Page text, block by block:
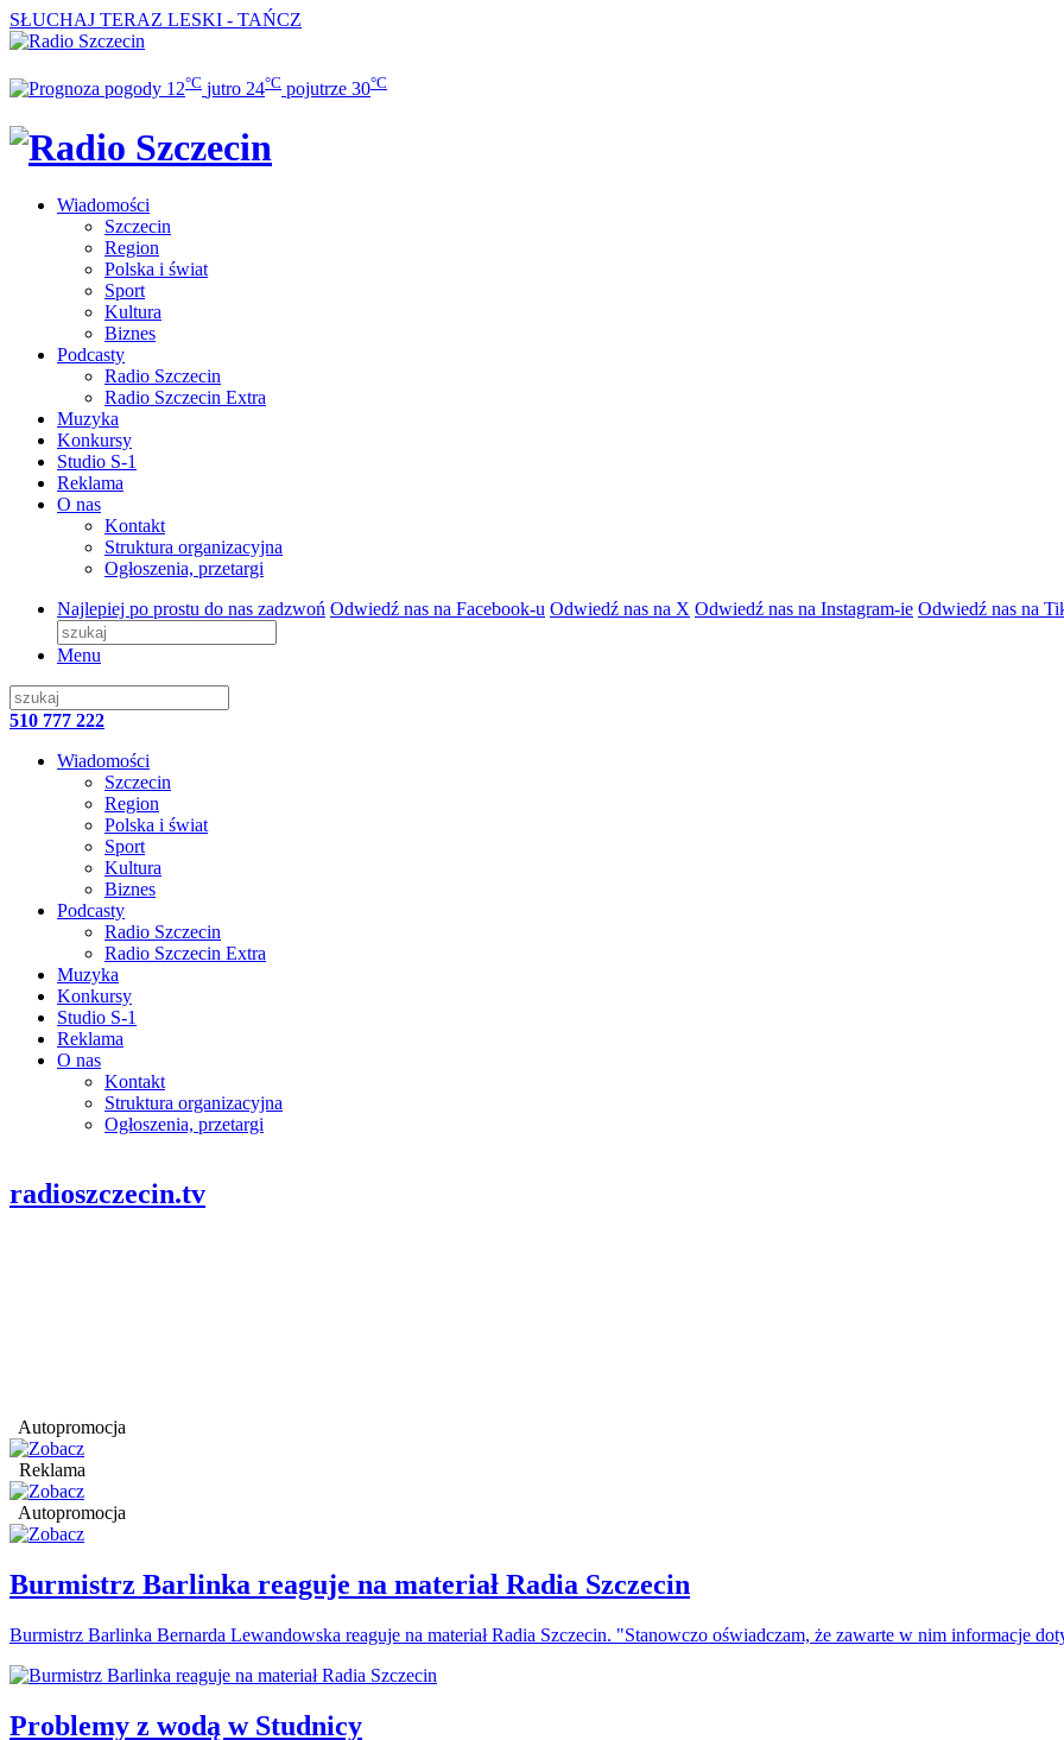
SŁUCHAJ TERAZ LESKI - TAŃCZ
12°C jutro 24°C pojutrze 30°C
Wiadomości
Szczecin
Region
Polska i świat
Sport
Kultura
Biznes
Podcasty
Radio Szczecin
Radio Szczecin Extra
Muzyka
Konkursy
Studio S-1
Reklama
O nas
Kontakt
Struktura organizacyjna
Ogłoszenia, przetargi
Najlepiej po prostu do nas zadzwoń Odwiedź nas na Facebook-u Odwiedź nas na X Odwiedź nas na Instagram-ie Odwiedź nas na
Menu
510 777 222
Wiadomości
Szczecin
Region
Polska i świat
Sport
Kultura
Biznes
Podcasty
Radio Szczecin
Radio Szczecin Extra
Muzyka
Konkursy
Studio S-1
Reklama
O nas
Kontakt
Struktura organizacyjna
Ogłoszenia, przetargi
radioszczecin.tv
Autopromocja
Reklama
Autopromocja
Burmistrz Barlinka reaguje na materiał Radia Szczecin
Burmistrz Barlinka Bernarda Lewandowska reaguje na materiał Radia Szczecin. "Stanowczo oświadczam, że zawarte w nim informacje
Problemy z wodą w Studnicy